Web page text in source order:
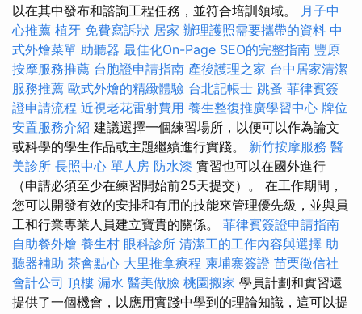
以在其中發布和諮詢工程任務，並符合培訓領域。 月子中
心推薦 植牙 免費寫訴狀 居家 辦理護照需要攜帶的資料 中
式外燴菜單 助聽器 最佳化On-Page SEO的完整指南 豐原
按摩服務推薦 台胞證申請指南 產後護理之家 台中居家清潔
服務推薦 歐式外燴的精緻體驗 台北記帳士 跳蚤 菲律賓簽
證申請流程 近視老花雷射費用 養生整復推廣學習中心 牌位
安置服務介紹 建議選擇一個練習場所，以便可以作為論文
或科學的學生作品或主題繼續進行實踐。 新竹按摩服務 醫
美診所 長照中心 單人房 防水漆 實習也可以在國外進行
（申請必須至少在練習開始前25天提交）。 在工作期間，
您可以開發有效的安排和有用的技能來管理優先級，並與員
工和行業專業人員建立寶貴的關係。 菲律賓簽證申請指南
自助餐外燴 養生村 眼科診所 清潔工的工作內容與選擇 助
聽器補助 茶會點心 大里推拿療程 柬埔寨簽證 苗栗徵信社
會計公司 頂樓 漏水 醫美做臉 桃園搬家 學員計劃和實習還
提供了一個機會，以應用實踐中學到的理論知識，這可以提